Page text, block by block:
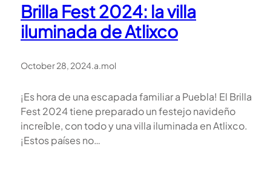
Brilla Fest 2024: la villa
iluminada de Atlixco
October 28, 2024.a.mol
¡Es hora de una escapada familiar a Puebla! El Brilla
Fest 2024 tiene preparado un festejo navideño
increíble, con todo y una villa iluminada en Atlixco.
¡Estos países no…